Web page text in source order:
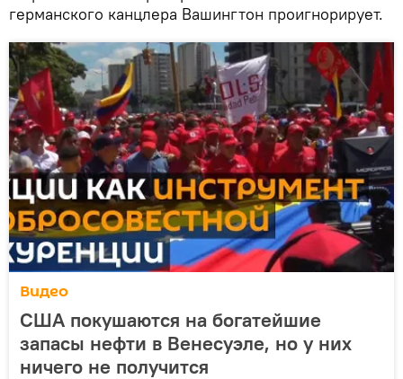
германского канцлера Вашингтон проигнорирует.
Видео
США покушаются на богатейшие
запасы нефти в Венесуэле, но у них
ничего не получится